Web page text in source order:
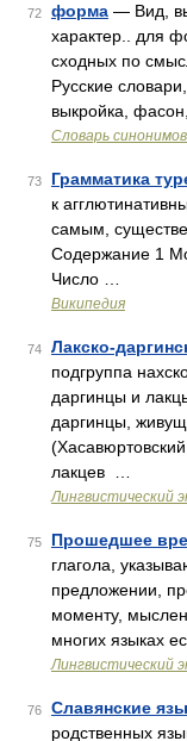
72 форма — Вид,
характер.. для
сходных по
Русские
выкройка,
Словарь синонимов
73 Грамматика
к
самым,
Содержание 1
Число …
Википедия
74 Лакско-
подгруппа
даргинцы и
даргинцы,
лакцев …
Лингвистический
75 Прошедшее
глагола,
предложении,
моменту,
многих языках
Лингвистический
76 Славянские
родственных